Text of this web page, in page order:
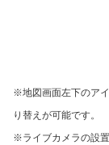
※地図画面左下のア
り替えが可能です。
※ライブカメラの設